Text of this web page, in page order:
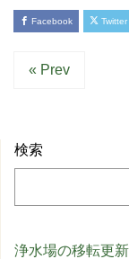
Facebook Twitter
« Prev
検索
浄水場の移転更